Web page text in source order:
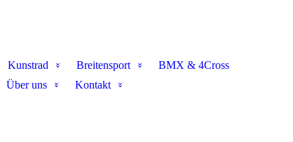
Kunstrad Breitensport
BMX & 4Cross
Über uns Kontakt